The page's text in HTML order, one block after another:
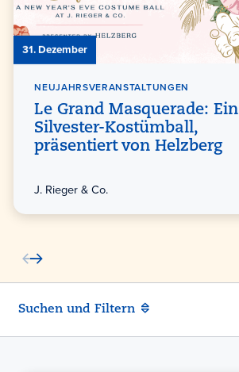
31. Dezember
NEUJAHRSVERANSTALTUNGEN
Le Grand Masquerade: Ein
Silvester-Kostümball,
präsentiert von Helzberg
J. Rieger & Co.
Suchen und Filtern